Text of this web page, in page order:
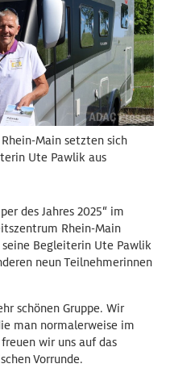
Main setzten sich
Ute Pawlik aus
des Jahres 2025“ im
Rhein-Main
Begleiterin Ute Pawlik
neun Teilnehmerinnen
schönen Gruppe. Wir
man normalerweise im
wir uns auf das
Vorrunde.